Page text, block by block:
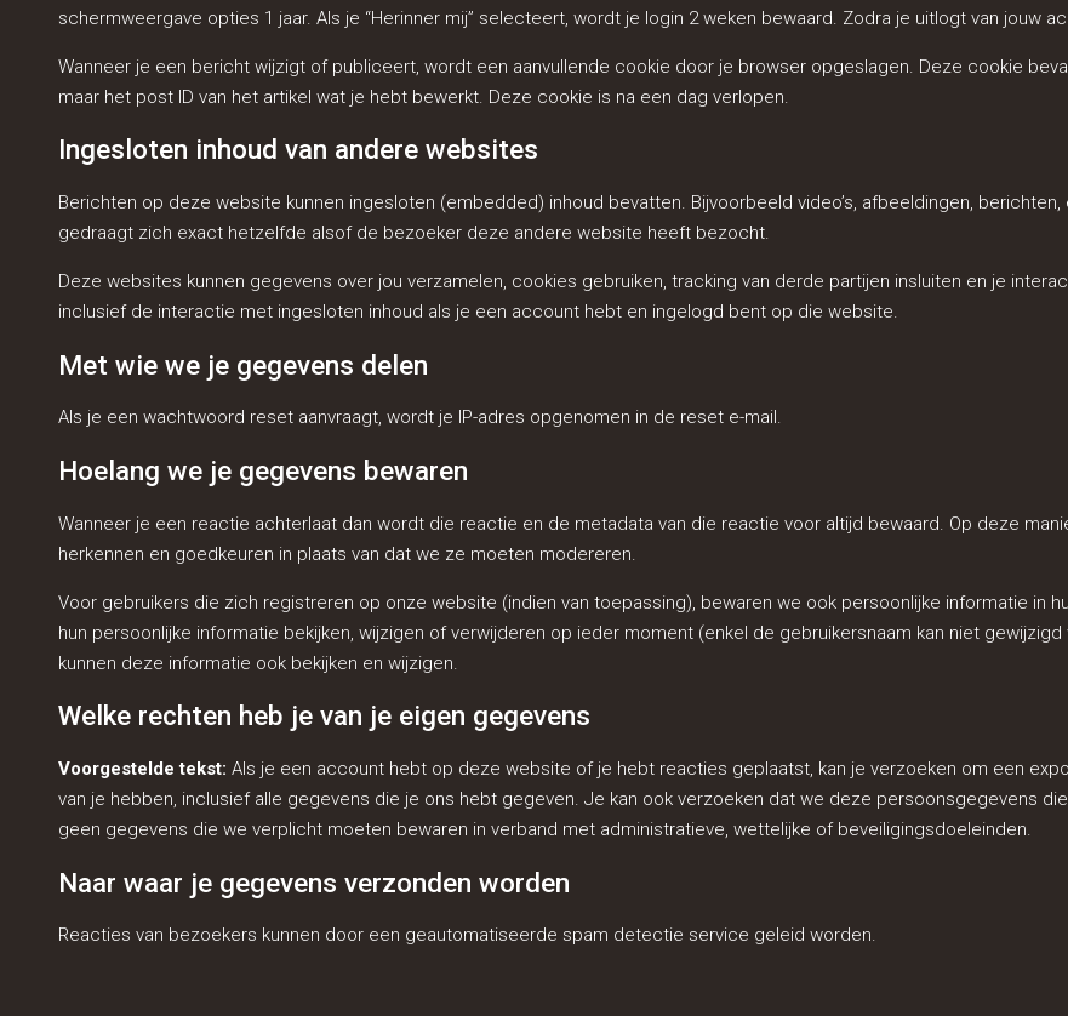
schermweergave opties 1 jaar. Als je “Herinner mij” selecteert, wordt je login 2 weken bewaard. Zodra je uitlogt van jouw
Wanneer je een bericht wijzigt of publiceert, wordt een aanvullende cookie door je browser opgeslagen. Deze cookie
maar het post ID van het artikel wat je hebt bewerkt. Deze cookie is na een dag verlopen.
Ingesloten inhoud van andere websites
Berichten op deze website kunnen ingesloten (embedded) inhoud bevatten. Bijvoorbeeld video’s, afbeeldingen,
gedraagt zich exact hetzelfde alsof de bezoeker deze andere website heeft bezocht.
Deze websites kunnen gegevens over jou verzamelen, cookies gebruiken, tracking van derde partijen insluiten en je
inclusief de interactie met ingesloten inhoud als je een account hebt en ingelogd bent op die website.
Met wie we je gegevens delen
Als je een wachtwoord reset aanvraagt, wordt je IP-adres opgenomen in de reset e-mail.
Hoelang we je gegevens bewaren
Wanneer je een reactie achterlaat dan wordt die reactie en de metadata van die reactie voor altijd bewaard. Op deze
herkennen en goedkeuren in plaats van dat we ze moeten modereren.
Voor gebruikers die zich registreren op onze website (indien van toepassing), bewaren we ook persoonlijke informatie in
hun persoonlijke informatie bekijken, wijzigen of verwijderen op ieder moment (enkel de gebruikersnaam kan niet
kunnen deze informatie ook bekijken en wijzigen.
Welke rechten heb je van je eigen gegevens
Voorgestelde tekst: Als je een account hebt op deze website of je hebt reacties geplaatst, kan je verzoeken om een
van je hebben, inclusief alle gegevens die je ons hebt gegeven. Je kan ook verzoeken dat we deze persoonsgegevens
geen gegevens die we verplicht moeten bewaren in verband met administratieve, wettelijke of beveiligingsdoeleinden.
Naar waar je gegevens verzonden worden
Reacties van bezoekers kunnen door een geautomatiseerde spam detectie service geleid worden.